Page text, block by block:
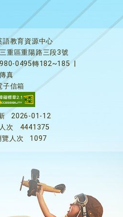
語教育資源中心
重區重陽路三段3號
0495轉182~185
真
子信箱
2026-01-12
次
4441375
覽人次
1097